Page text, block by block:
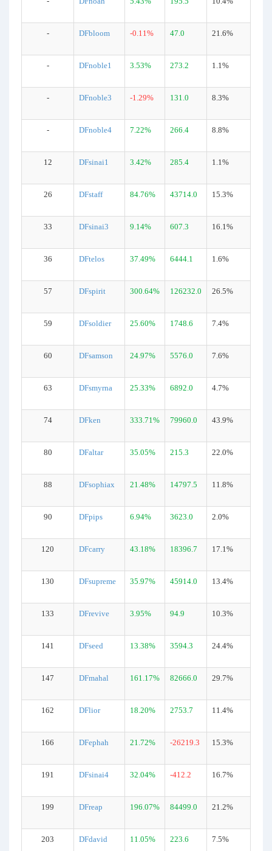
- DFbloom -0.11% 47.0 21.6%
- DFnoble1 3.53% 273.2 1.1%
- DFnoble3 -1.29% 131.0 8.3%
- DFnoble4 7.22% 266.4 8.8%
12 DFsinai1 3.42% 285.4 1.1%
26 DFstaff 84.76% 43714.0 15.3%
33 DFsinai3 9.14% 607.3 16.1%
36 DFtelos 37.49% 6444.1 1.6%
57 DFspirit 300.64% 126232.0 26.5%
59 DFsoldier 25.60% 1748.6 7.4%
60 DFsamson 24.97% 5576.0 7.6%
63 DFsmyrna 25.33% 6892.0 4.7%
74 DFken 333.71% 79960.0 43.9%
80 DFaltar 35.05% 215.3 22.0%
88 DFsophiax 21.48% 14797.5 11.8%
90 DFpips 6.94% 3623.0 2.0%
120 DFcarry 43.18% 18396.7 17.1%
130 DFsupreme 35.97% 45914.0 13.4%
133 DFrevive 3.95% 94.9 10.3%
141 DFseed 13.38% 3594.3 24.4%
147 DFmahal 161.17% 82666.0 29.7%
162 DFlior 18.20% 2753.7 11.4%
166 DFephah 21.72% -26219.3 15.3%
191 DFsinai4 32.04% -412.2 16.7%
199 DFreap 196.07% 84499.0 21.2%
203 DFdavid 11.05% 223.6 7.5%